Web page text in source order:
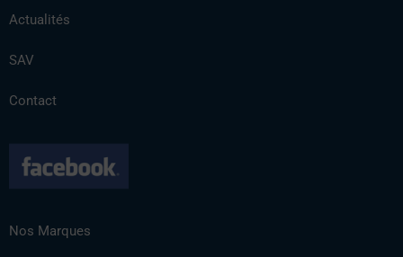
Actualités
SAV
Contact
Nos Marques